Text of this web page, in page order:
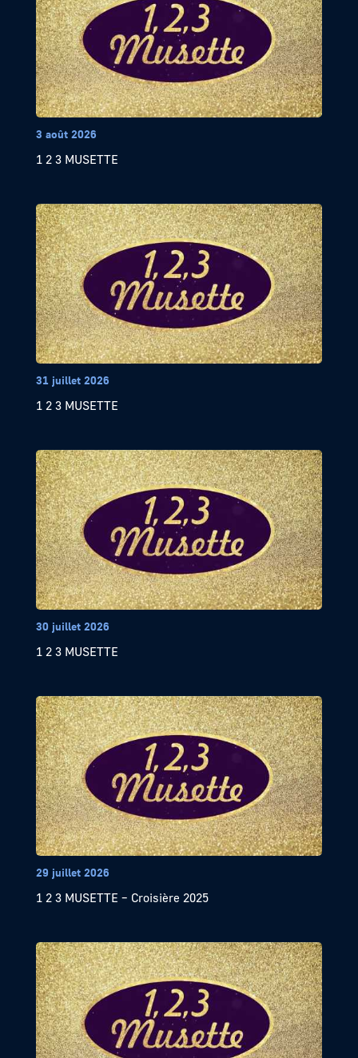
3 août 2026
1 2 3 MUSETTE
31 juillet 2026
1 2 3 MUSETTE
30 juillet 2026
1 2 3 MUSETTE
29 juillet 2026
1 2 3 MUSETTE – Croisière 2025